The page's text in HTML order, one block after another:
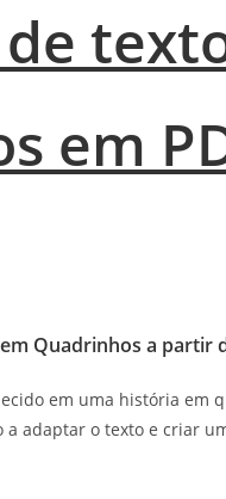
em
Quadrinhos a partir
em uma história em
a adaptar o texto e criar